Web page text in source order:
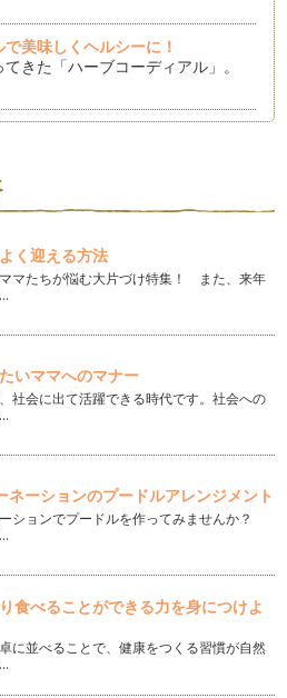
美味しくヘルシーに！
きた「ハーブコーディアル」。
ター活用術！
ター」をご存知でしょうか？ …
ハウスキーピング！
やばい菌が気になる季節。 今回
の紫外線対策
の時期気になるのが紫外線。連休
…
ススメ
この時期はウキウキ、ワク…
かと思うと、翌日はまた寒さが逆
甘い香りのリップクリームを作ろ
＆空間スタイリストの齋藤智子で
く迎える方法
マたちが悩む大片づけ特集！ また、来年
いママへのマナー
社会に出て活躍できる時代です。社会への
ネーションのプードルアレンジメント
ションでプードルを作ってみませんか？
食べることができる力を身につけよ
に並べることで、健康をつくる習慣が自然